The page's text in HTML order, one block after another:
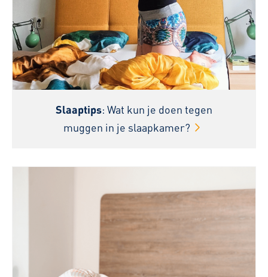
Slaaptips: Wat kun je doen tegen
muggen in je slaapkamer?